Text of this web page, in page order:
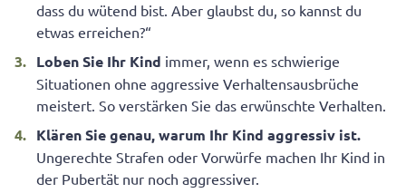
dass du wütend bist. Aber glaubst du, so kannst du
etwas erreichen?“
Loben Sie Ihr Kind immer, wenn es schwierige
Situationen ohne aggressive Verhaltensausbrüche
meistert. So verstärken Sie das erwünschte Verhalten.
Klären Sie genau, warum Ihr Kind aggressiv ist.
Ungerechte Strafen oder Vorwürfe machen Ihr Kind in
der Pubertät nur noch aggressiver.